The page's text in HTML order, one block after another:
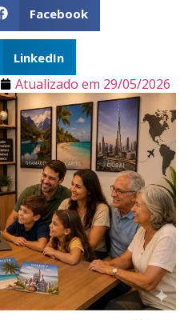
Facebook
LinkedIn
Atualizado em 29/05/2026